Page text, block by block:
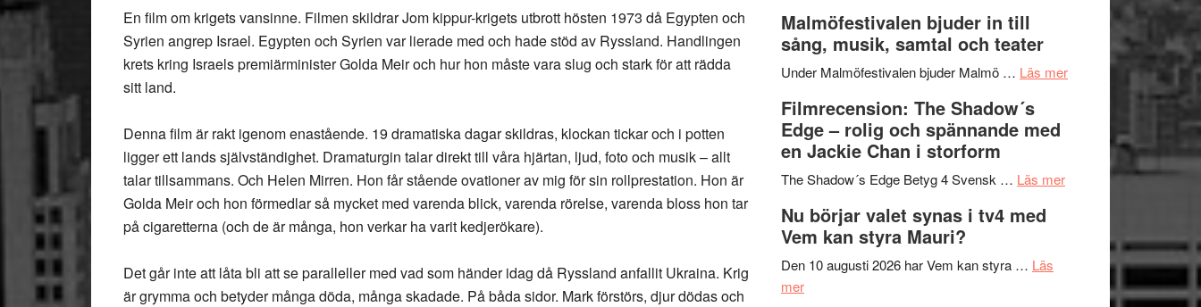
En film om krigets vansinne. Filmen skildrar Jom kippur-krigets utbrott hösten 1973 då Egypten och
Syrien angrep Israel. Egypten och Syrien var lierade med och hade stöd av Ryssland. Handlingen
krets kring Israels premiärminister Golda Meir och hur hon måste vara slug och stark för att rädda
sitt land.
Denna film är rakt igenom enastående. 19 dramatiska dagar skildras, klockan tickar och i potten
ligger ett lands självständighet. Dramaturgin talar direkt till våra hjärtan, ljud, foto och musik – allt
talar tillsammans. Och Helen Mirren. Hon får stående ovationer av mig för sin rollprestation. Hon är
Golda Meir och hon förmedlar så mycket med varenda blick, varenda rörelse, varenda bloss hon tar
på cigaretterna (och de är många, hon verkar ha varit kedjerökare).
Det går inte att låta bli att se paralleller med vad som händer idag då Ryssland anfallit Ukraina. Krig
är grymma och betyder många döda, många skadade. På båda sidor. Mark förstörs, djur dödas och
ger
mycket
att
på
Hannes
Pöntinen
Scensommar
Malmöfestivalen bjuder in till
sång, musik, samtal och teater
Under Malmöfestivalen bjuder Malmö … Läs merom
Malmöfestivalen
Filmrecension: The Shadow´s
Edge – rolig och spännande med
en Jackie Chan i storform
The Shadow´s Edge Betyg 4 Svensk … Läs merom
Shadow
Nu börjar valet synas i tv4 med
Vem kan styra Mauri?
Den 10 augusti 2026 har Vem kan styra … Läs
merom